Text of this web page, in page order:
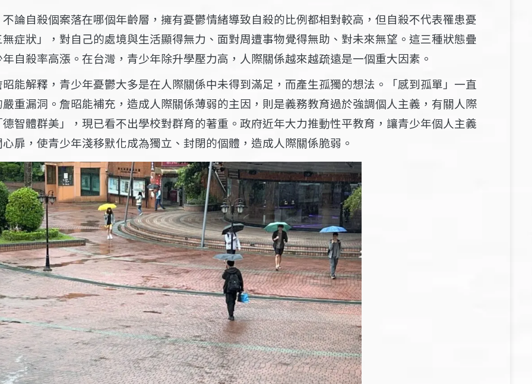
不論自殺個案落在哪個年齡層，擁有憂鬱情緒導致自殺的比例都相對較高，但自殺不代表罹患憂
症狀」，對自己的處境與生活顯得無力、面對周遭事物覺得無助、對未來無望。這三種狀態疊
自殺率高漲。在台灣，青少年除升學壓力高，人際關係越來越疏遠是一個重大因素。
能解釋，青少年憂鬱大多是在人際關係中未得到滿足，而產生孤獨的想法。「感到孤單」一直
重漏洞。詹昭能補充，造成人際關係薄弱的主因，則是義務教育過於強調個人主義，有關人際
智體群美」，現已看不出學校對群育的著重。政府近年大力推動性平教育，讓青少年個人主義
扉，使青少年淺移默化成為獨立、封閉的個體，造成人際關係脆弱。